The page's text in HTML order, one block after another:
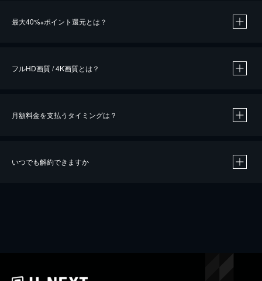
最大40%※ポイント還元とは？
※40％ポイント還元の対象は、クレジットカード決済による作品の購入 / レンタルです。
iOSアプリのUコイン決済による作品の購入 / レンタルは、20％のポイント還元です。
フルHD画質 / 4K画質とは？
月額料金を支払うタイミングは？
いつでも解約できますか